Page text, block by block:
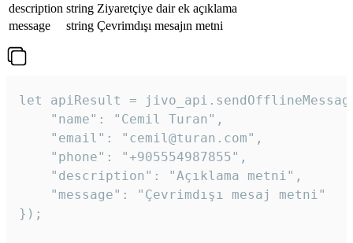
description string Ziyaretçiye dair ek açıklama
message
string Çevrimdışı mesajın metni
let apiResult =
    "name": "Cemil Turan",
    "email": "cemil@turan.com",
    "phone": "+905554987855",
    "description": "Açıklama metni",
    "message": "Çevrimdışı mesaj metni"
});